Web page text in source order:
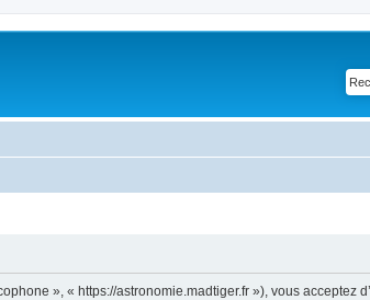
», « https://astronomie.madtiger.fr »), vous acceptez